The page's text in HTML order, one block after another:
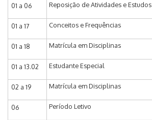
01 a 06 Reposição de Atividades e Estudos
01 a 17 Conceitos e Frequências
01 a 18 Matrícula em Disciplinas
01 a 13.02 Estudante Especial
02 a 19 Matrícula em Disciplinas
06 Período Letivo